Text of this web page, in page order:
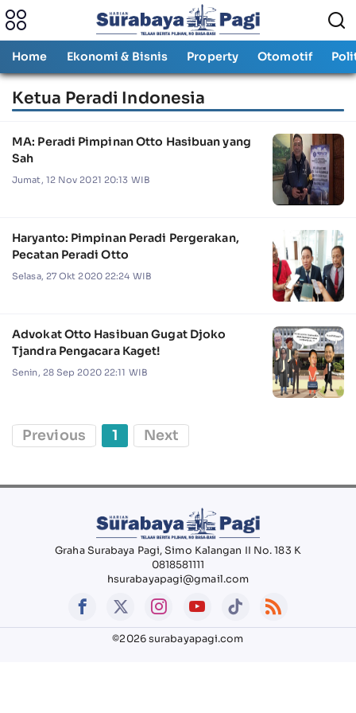
Home Ekonomi & Bisnis Property Otomotif
Ketua Peradi Indonesia
MA: Peradi Pimpinan Otto Hasibuan yang
Sah
Jumat, 12 Nov 2021 20:13 WIB
Haryanto: Pimpinan Peradi Pergerakan,
Pecatan Peradi Otto
Selasa, 27 Okt 2020 22:24 WIB
Advokat Otto Hasibuan Gugat Djoko
Tjandra Pengacara Kaget!
Senin, 28 Sep 2020 22:11 WIB
Previous 1 Next
Graha Surabaya Pagi, Simo Kalangan II No. 183 K
0818581111
hsurabayapagi@gmail.com
©2026 surabayapagi.com